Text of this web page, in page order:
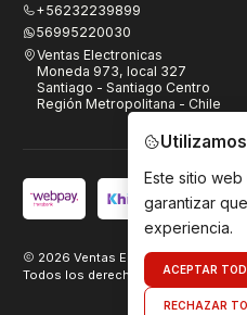
+56232239899
56995220030
Ventas Electronicas
Moneda 973, local 327
Santiago - Santiago Centro
Región Metropolitana - Chile
2026 Ventas Electrónicas.
Todos los derechos reservados.
Este sitio
garantizar
experiencia.
ACEPTAR
RECHAZAR